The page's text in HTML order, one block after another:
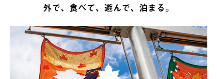
外で、食べて、遊んで、泊まる。